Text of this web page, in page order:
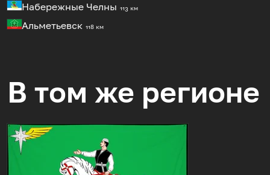
Набережные Челны 113 км
Альметьевск 118 км
В том же регионе